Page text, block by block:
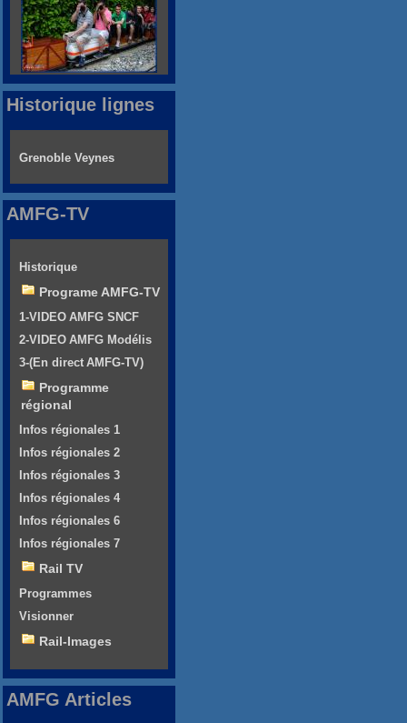
Historique lignes
Grenoble Veynes
AMFG-TV
Historique
Programe AMFG-TV
1-VIDEO AMFG SNCF
2-VIDEO AMFG Modélis
3-(En direct AMFG-TV)
Programme
régional
Infos régionales 1
Infos régionales 2
Infos régionales 3
Infos régionales 4
Infos régionales 6
Infos régionales 7
Rail TV
Programmes
Visionner
Rail-Images
AMFG Articles